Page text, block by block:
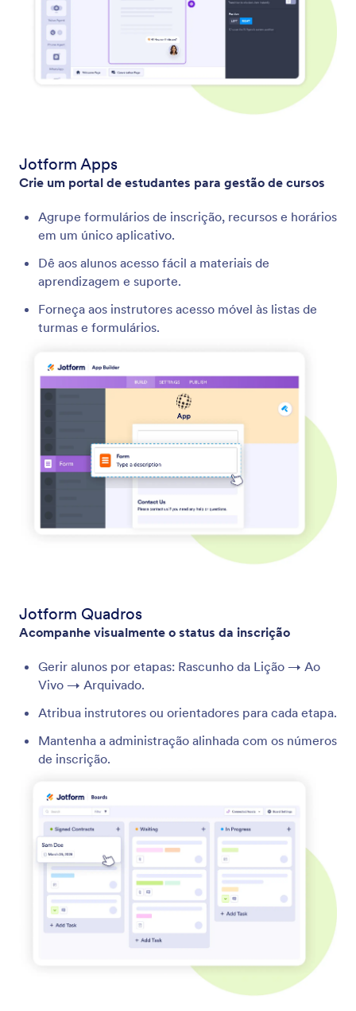
Jotform Apps
Crie um portal de estudantes para gestão de cursos
Agrupe formulários de inscrição, recursos e horários
em um único aplicativo.
Dê aos alunos acesso fácil a materiais de
aprendizagem e suporte.
Forneça aos instrutores acesso móvel às listas de
turmas e formulários.
Jotform Quadros
Acompanhe visualmente o status da inscrição
Gerir alunos por etapas: Rascunho da Lição → Ao
Vivo → Arquivado.
Atribua instrutores ou orientadores para cada etapa.
Mantenha a administração alinhada com os números
de inscrição.